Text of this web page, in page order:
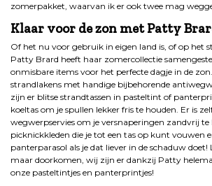
zomerpakket, waarvan ik er ook twee mag
Klaar voor de zon met Patty
Of het nu voor gebruik in eigen land is, of op het
Patty Brard heeft haar zomercollectie
onmisbare items voor het perfecte dagje in de
strandlakens met handige bijbehorende
zijn er blitse strandtassen in pasteltint of
koeltas om je spullen lekker fris te houden. Er is
wegwerpservies om je versnaperingen zandvrij
picknickkleden die je tot een tas op kunt vouwen
panterparasol als je dat liever in de schaduw
maar doorkomen, wij zijn er dankzij Patty
onze pasteltintjes en panterprintjes!